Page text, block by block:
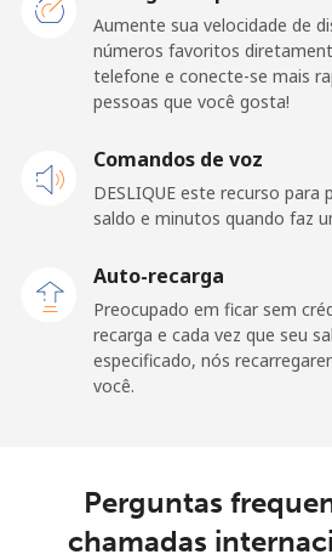
Telefone fixo ⁦48.9c⁩
⁦95.5c⁩
Kuwait
⁦9.9c⁩
Telefone fixo ⁦43.9c⁩
Aumente sua velocidade de
números favoritos
telefone e conecte-se mais
pessoas que você gosta!
Comandos de voz
DESLIQUE este recurso para
saldo e minutos quando faz
Auto-recarga
Preocupado em ficar sem
recarga e cada vez que seu
especificado, nós
você.
Perguntas
chamadas